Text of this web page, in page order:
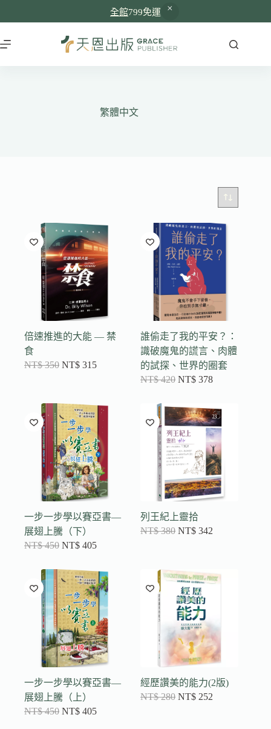
全館799免運
至
繁體中文
倍速推進的大能 — 禁
食
NT$350 NT$ 315
誰偷走了我的平安？：
識破魔鬼的謊言、肉體
的試探、世界的圈套
NT$420 NT$ 378
一步一步學以賽亞書—
展翅上騰（下）
NT$450 NT$ 405
列王紀上靈拾
NT$380 NT$ 342
一步一步學以賽亞書—
展翅上騰（上）
NT$450 NT$ 405
經歷讚美的能力(2版)
NT$280 NT$ 252